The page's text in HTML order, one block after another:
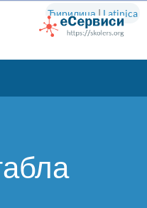
Ћирилица | Latinica